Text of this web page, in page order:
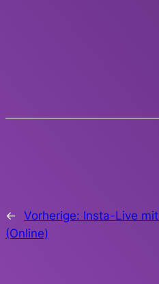
← Vorherige: Insta-Live
(Online)